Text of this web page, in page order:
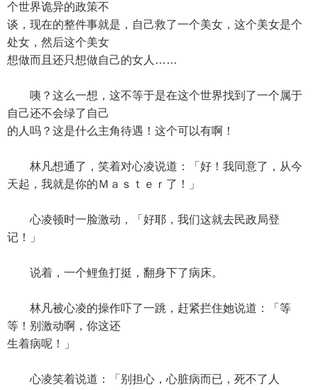
个世界诡异的政策不
谈，现在的整件事就是，自己救了一个美女，这个美女是个
处女，然后这个美女
想做而且还只想做自己的女人……
咦？这么一想，这不等于是在这个世界找到了一个属于
自己还不会绿了自己
的人吗？这是什么主角待遇！这个可以有啊！
林凡想通了，笑着对心凌说道：「好！我同意了，从今
天起，我就是你的Ｍａｓｔｅｒ了！」
心凌顿时一脸激动，「好耶，我们这就去民政局登
记！」
说着，一个鲤鱼打挺，翻身下了病床。
林凡被心凌的操作吓了一跳，赶紧拦住她说道：「等
等！别激动啊，你这还
生着病呢！」
心凌笑着说道：「别担心，心脏病而已，死不了人